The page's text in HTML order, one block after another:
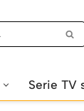
Serie TV